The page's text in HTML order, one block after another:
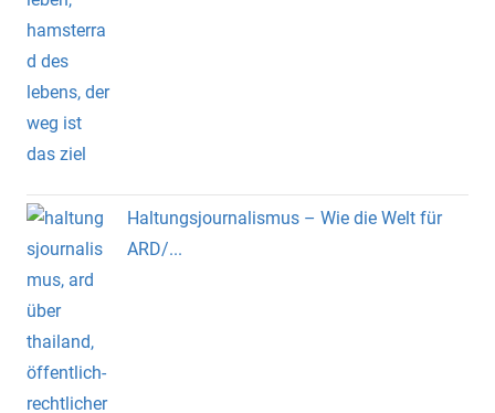
Haltungsjournalismus – Wie die Welt für
ARD/...